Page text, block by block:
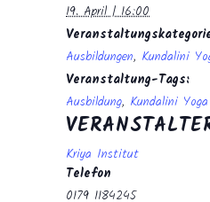
19. April | 16:00
Ausbildungen, Kundalini
Veranstaltung-Tags:
Ausbildung, Kundalini Yoga
Kriya Institut
Telefon
0179 1184245